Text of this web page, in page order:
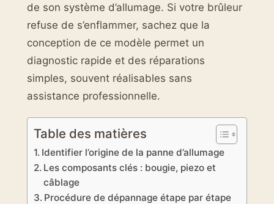
de son système d’allumage. Si votre brûleur
refuse de s’enflammer, sachez que la
conception de ce modèle permet un
diagnostic rapide et des réparations
simples, souvent réalisables sans
assistance professionnelle.
Table des matières
Identifier l’origine de la panne d’allumage
Les composants clés : bougie, piezo et
câblage
Procédure de dépannage étape par étape